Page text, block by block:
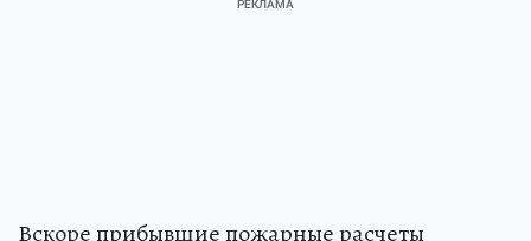
Вскоре прибывшие пожарные расчеты